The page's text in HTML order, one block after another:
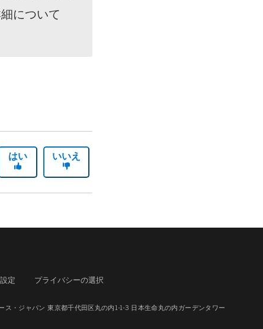
について
はい いいえ
定 プライバシーの選択
ス・ジャパン 東京都千代田区丸の内1-1-3 日本生命丸の内ガーデンタワー